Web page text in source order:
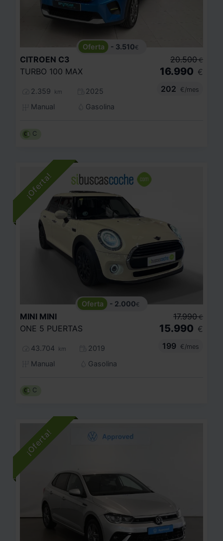
- 3.510€
CITROEN C3
TURBO 100 MAX
2.359 km
2025
Manual
Gasolina
20.500 €
16.990 €
202
€/mes
C
- 2.000€
MINI MINI
ONE 5 PUERTAS
43.704 km
2019
Manual
Gasolina
17.990 €
15.990 €
199
€/mes
C